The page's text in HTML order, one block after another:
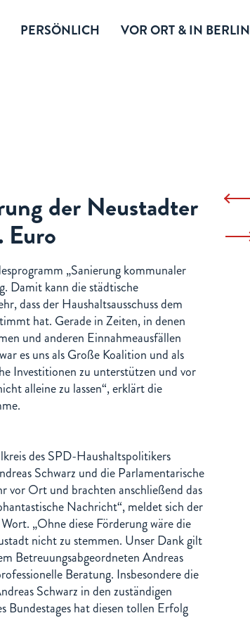
PERSÖNLICH VOR ORT & IN BERLIN
der Neustadter
Euro
„Sanierung kommunaler
Damit kann die städtische
dass der Haushaltsausschuss dem
hat. Gerade in Zeiten, in denen
und anderen Einnahmeausfällen
es uns als Große Koalition und als
Investitionen zu unterstützen und vor
alleine zu lassen“, erklärt die
des SPD-Haushaltspolitikers
Schwarz und die Parlamentarische
vor Ort und brachten anschließend das
Nachricht“, meldet sich der
„Ohne diese Förderung wäre die
nicht zu stemmen. Unser Dank gilt
Betreuungsabgeordneten Andreas
Beratung. Insbesondere die
Schwarz in den zuständigen
Bundestages hat diesen tollen Erfolg